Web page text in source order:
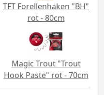
TFT Forellenhaken "BH"
rot - 80cm
Magic Trout "Trout
Hook Paste" rot - 70cm